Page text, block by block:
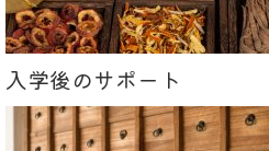
入学後のサポート